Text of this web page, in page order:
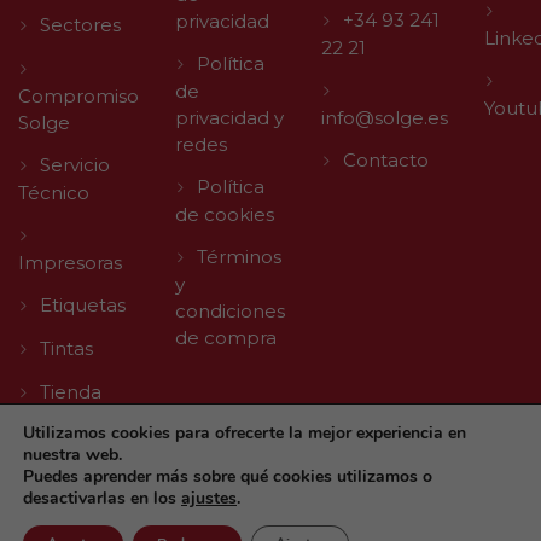
Sectores
Compromiso
Solge
Servicio
Técnico
Impresoras
Etiquetas
Tintas
Tienda
privacidad
Política
de
privacidad y
redes
Política
de cookies
Términos
y
condiciones
de compra
+34 93 241
22 21
info@solge.es
Contacto
© 2026 Solge | Made with byAgencia Digital TLL
Utilizamos cookies para ofrecerte la mejor experiencia en
nuestra web.
Puedes aprender más sobre qué cookies utilizamos o
desactivarlas en los ajustes.